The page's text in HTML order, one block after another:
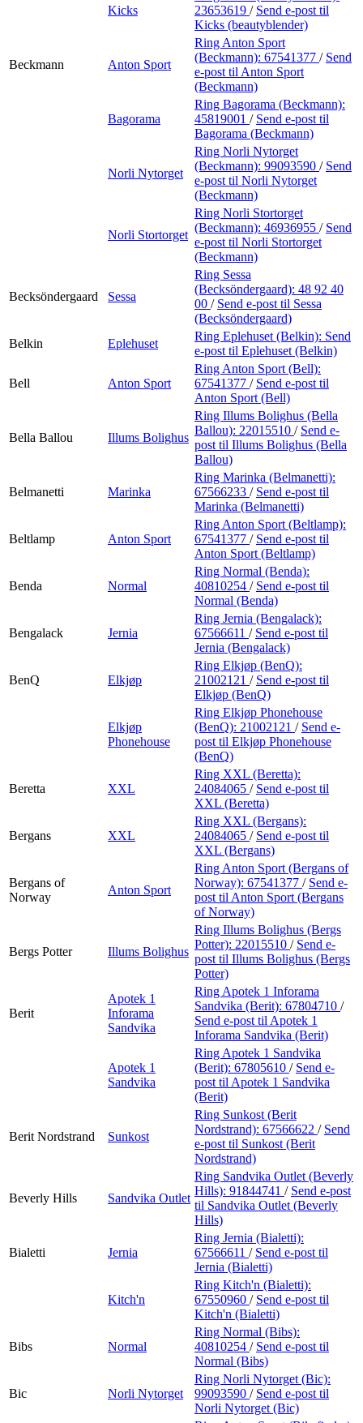
Kicks
23653619 / Send e-post til
Kicks (beautyblender)
Beckmann Anton Sport
Ring Anton Sport
(Beckmann): 67541377 / Send
e-post til Anton Sport
(Beckmann)
Bagorama
Ring Bagorama (Beckmann):
45819001 / Send e-post til
Bagorama (Beckmann)
Norli Nytorget
Ring Norli Nytorget
(Beckmann): 99093590 / Send
e-post til Norli Nytorget
(Beckmann)
Norli Stortorget
Ring Norli Stortorget
(Beckmann): 46936955 / Send
e-post til Norli Stortorget
(Beckmann)
Becksöndergaard Sessa
Ring Sessa
(Becksöndergaard): 48 92 40
00 / Send e-post til Sessa
(Becksöndergaard)
Belkin
Eplehuset
Ring Eplehuset (Belkin): Send
e-post til Eplehuset (Belkin)
Bell Anton Sport
Ring Anton Sport (Bell):
67541377 / Send e-post til
Anton Sport (Bell)
Bella Ballou Illums Bolighus
Ring Illums Bolighus (Bella
Ballou): 22015510 / Send e-
post til Illums Bolighus (Bella
Ballou)
Belmanetti Marinka
Ring Marinka (Belmanetti):
67566233 / Send e-post til
Marinka (Belmanetti)
Beltlamp Anton Sport
Ring Anton Sport (Beltlamp):
67541377 / Send e-post til
Anton Sport (Beltlamp)
Benda Normal
Ring Normal (Benda):
40810254 / Send e-post til
Normal (Benda)
Bengalack Jernia
Ring Jernia (Bengalack):
67566611 / Send e-post til
Jernia (Bengalack)
BenQ Elkjøp
Ring Elkjøp (BenQ):
21002121 / Send e-post til
Elkjøp (BenQ)
Elkjøp
Phonehouse
Ring Elkjøp Phonehouse
(BenQ): 21002121 / Send e-
post til Elkjøp Phonehouse
(BenQ)
Beretta XXL
Ring XXL (Beretta):
24084065 / Send e-post til
XXL (Beretta)
Bergans XXL
Ring XXL (Bergans):
24084065 / Send e-post til
XXL (Bergans)
Bergans of
Norway
Anton Sport
Ring Anton Sport (Bergans of
Norway): 67541377 / Send e-
post til Anton Sport (Bergans
of Norway)
Bergs Potter Illums Bolighus
Ring Illums Bolighus (Bergs
Potter): 22015510 / Send e-
post til Illums Bolighus (Bergs
Potter)
Berit
Apotek 1
Inforama
Sandvika
Ring Apotek 1 Inforama
Sandvika (Berit): 67804710 /
Send e-post til Apotek 1
Inforama Sandvika (Berit)
Apotek 1
Sandvika
Ring Apotek 1 Sandvika
(Berit): 67805610 / Send e-
post til Apotek 1 Sandvika
(Berit)
Berit Nordstrand Sunkost
Ring Sunkost (Berit
Nordstrand): 67566622 / Send
e-post til Sunkost (Berit
Nordstrand)
Beverly Hills Sandvika Outlet
Ring Sandvika Outlet (Beverly
Hills): 91844741 / Send e-post
til Sandvika Outlet (Beverly
Hills)
Bialetti Jernia
Ring Jernia (Bialetti):
67566611 / Send e-post til
Jernia (Bialetti)
Kitch'n
Ring Kitch'n (Bialetti):
67550960 / Send e-post til
Kitch'n (Bialetti)
Bibs Normal
Ring Normal (Bibs):
40810254 / Send e-post til
Normal (Bibs)
Bic Norli Nytorget
Ring Norli Nytorget (Bic):
99093590 / Send e-post til
Norli Nytorget (Bic)